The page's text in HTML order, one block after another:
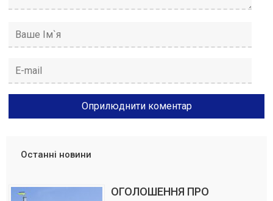
Останні новини
ОГОЛОШЕННЯ ПРО